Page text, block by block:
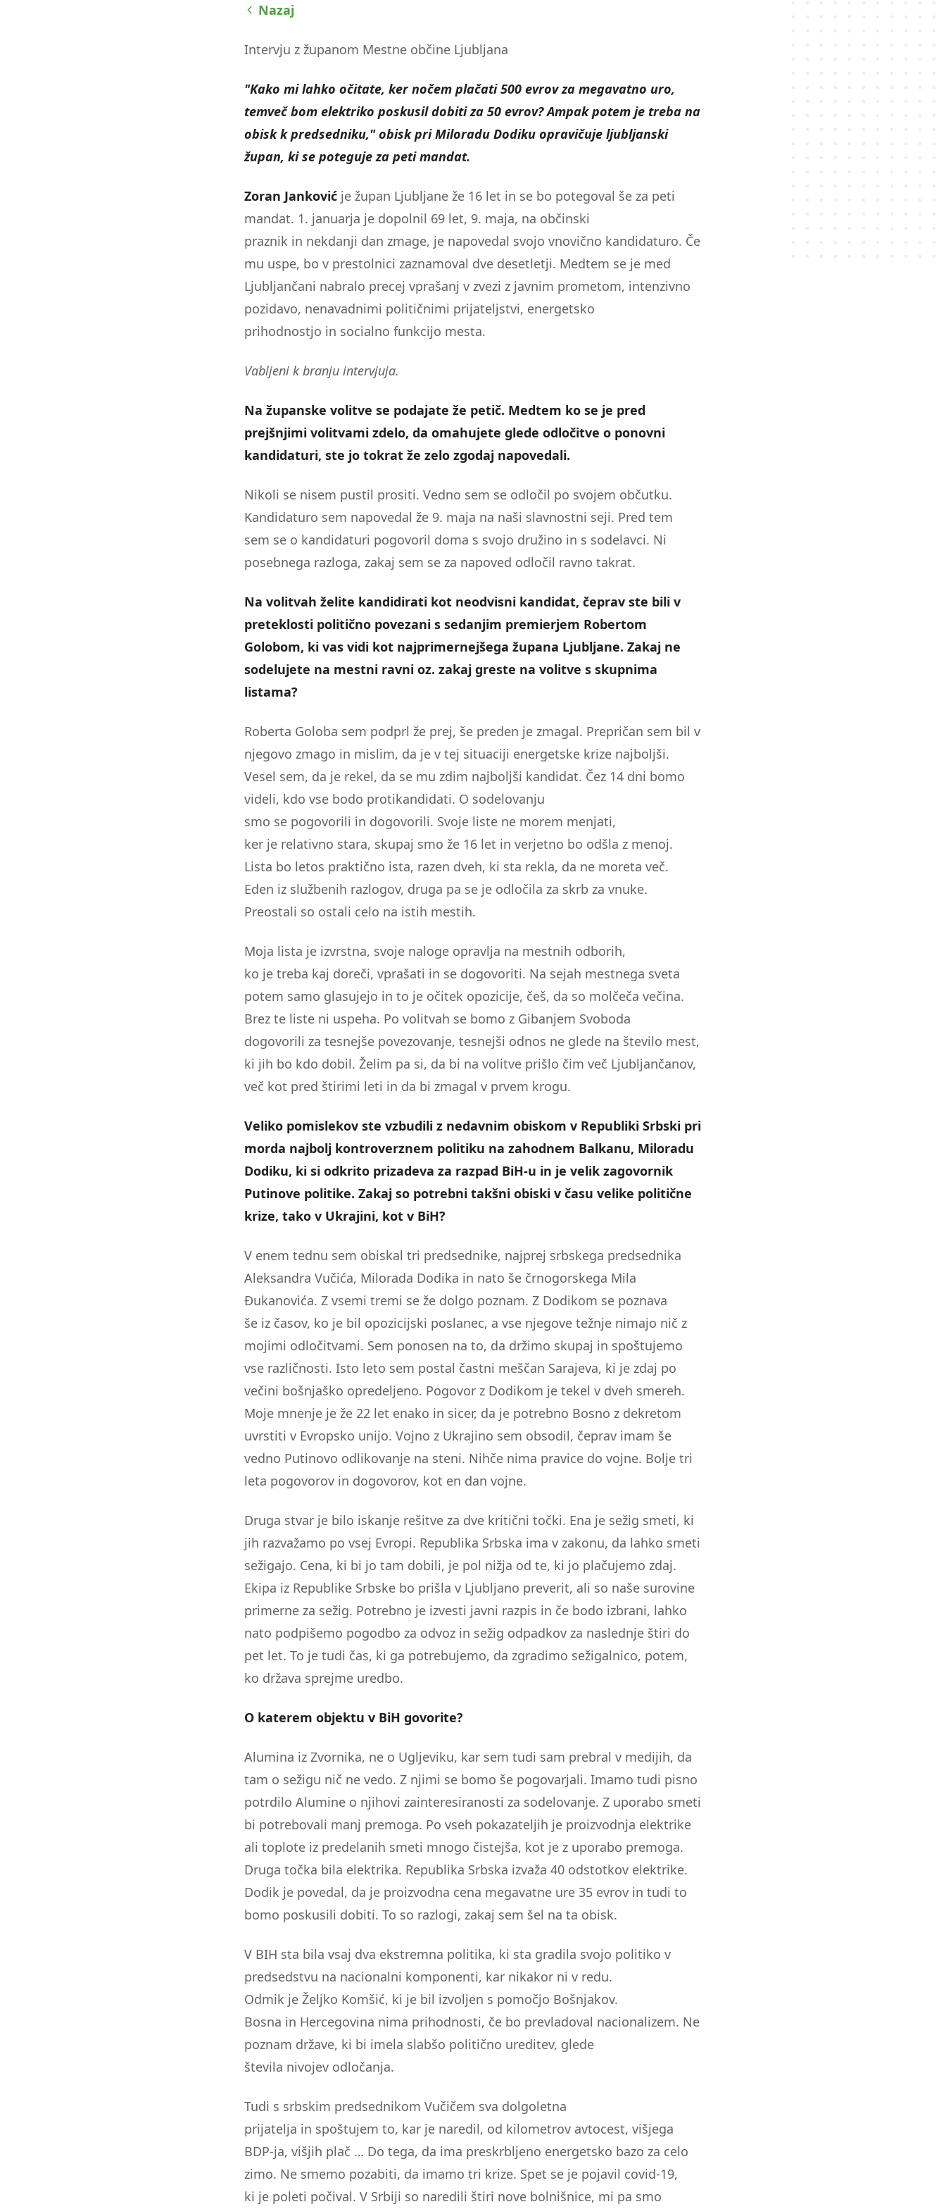
Nazaj
Intervju z županom Mestne občine Ljubljana
"Kako mi lahko očitate, ker nočem plačati 500 evrov za megavatno uro,
temveč bom elektriko poskusil dobiti za 50 evrov? Ampak potem je treba na
obisk k predsedniku," obisk pri Miloradu Dodiku opravičuje ljubljanski
župan, ki se poteguje za peti mandat.
Zoran Janković je župan Ljubljane že 16 let in se bo potegoval še za peti
mandat. 1. januarja je dopolnil 69 let, 9. maja, na občinski
praznik in nekdanji dan zmage, je napovedal svojo vnovično kandidaturo. Če
mu uspe, bo v prestolnici zaznamoval dve desetletji. Medtem se je med
Ljubljančani nabralo precej vprašanj v zvezi z javnim prometom, intenzivno
pozidavo, nenavadnimi političnimi prijateljstvi, energetsko
prihodnostjo in socialno funkcijo mesta.
Vabljeni k branju intervjuja.
Na županske volitve se podajate že petič. Medtem ko se je pred
prejšnjimi volitvami zdelo, da omahujete glede odločitve o ponovni
kandidaturi, ste jo tokrat že zelo zgodaj napovedali.
Nikoli se nisem pustil prositi. Vedno sem se odločil po svojem občutku.
Kandidaturo sem napovedal že 9. maja na naši slavnostni seji. Pred tem
sem se o kandidaturi pogovoril doma s svojo družino in s sodelavci. Ni
posebnega razloga, zakaj sem se za napoved odločil ravno takrat.
Na volitvah želite kandidirati kot neodvisni kandidat, čeprav ste bili v
preteklosti politično povezani s sedanjim premierjem Robertom
Golobom, ki vas vidi kot najprimernejšega župana Ljubljane. Zakaj ne
sodelujete na mestni ravni oz. zakaj greste na volitve s skupnima
listama?
Roberta Goloba sem podprl že prej, še preden je zmagal. Prepričan sem bil v
njegovo zmago in mislim, da je v tej situaciji energetske krize najboljši.
Vesel sem, da je rekel, da se mu zdim najboljši kandidat. Čez 14 dni bomo
videli, kdo vse bodo protikandidati. O sodelovanju
smo se pogovorili in dogovorili. Svoje liste ne morem menjati,
ker je relativno stara, skupaj smo že 16 let in verjetno bo odšla z menoj.
Lista bo letos praktično ista, razen dveh, ki sta rekla, da ne moreta več.
Eden iz službenih razlogov, druga pa se je odločila za skrb za vnuke.
Preostali so ostali celo na istih mestih.
Moja lista je izvrstna, svoje naloge opravlja na mestnih odborih,
ko je treba kaj doreči, vprašati in se dogovoriti. Na sejah mestnega sveta
potem samo glasujejo in to je očitek opozicije, češ, da so molčeča večina.
Brez te liste ni uspeha. Po volitvah se bomo z Gibanjem Svoboda
dogovorili za tesnejše povezovanje, tesnejši odnos ne glede na število mest,
ki jih bo kdo dobil. Želim pa si, da bi na volitve prišlo čim več Ljubljančanov,
več kot pred štirimi leti in da bi zmagal v prvem krogu.
Veliko pomislekov ste vzbudili z nedavnim obiskom v Republiki Srbski pri
morda najbolj kontroverznem politiku na zahodnem Balkanu, Miloradu
Dodiku, ki si odkrito prizadeva za razpad BiH-u in je velik zagovornik
Putinove politike. Zakaj so potrebni takšni obiski v času velike politične
krize, tako v Ukrajini, kot v BiH?
V enem tednu sem obiskal tri predsednike, najprej srbskega predsednika
Aleksandra Vučića, Milorada Dodika in nato še črnogorskega Mila
Đukanovića. Z vsemi tremi se že dolgo poznam. Z Dodikom se poznava
še iz časov, ko je bil opozicijski poslanec, a vse njegove težnje nimajo nič z
mojimi odločitvami. Sem ponosen na to, da držimo skupaj in spoštujemo
vse različnosti. Isto leto sem postal častni meščan Sarajeva, ki je zdaj po
večini bošnjaško opredeljeno. Pogovor z Dodikom je tekel v dveh smereh.
Moje mnenje je že 22 let enako in sicer, da je potrebno Bosno z dekretom
uvrstiti v Evropsko unijo. Vojno z Ukrajino sem obsodil, čeprav imam še
vedno Putinovo odlikovanje na steni. Nihče nima pravice do vojne. Bolje tri
leta pogovorov in dogovorov, kot en dan vojne.
Druga stvar je bilo iskanje rešitve za dve kritični točki. Ena je sežig smeti, ki
jih razvažamo po vsej Evropi. Republika Srbska ima v zakonu, da lahko smeti
sežigajo. Cena, ki bi jo tam dobili, je pol nižja od te, ki jo plačujemo zdaj.
Ekipa iz Republike Srbske bo prišla v Ljubljano preverit, ali so naše surovine
primerne za sežig. Potrebno je izvesti javni razpis in če bodo izbrani, lahko
nato podpišemo pogodbo za odvoz in sežig odpadkov za naslednje štiri do
pet let. To je tudi čas, ki ga potrebujemo, da zgradimo sežigalnico, potem,
ko država sprejme uredbo.
O katerem objektu v BiH govorite?
Alumina iz Zvornika, ne o Ugljeviku, kar sem tudi sam prebral v medijih, da
tam o sežigu nič ne vedo. Z njimi se bomo še pogovarjali. Imamo tudi pisno
potrdilo Alumine o njihovi zainteresiranosti za sodelovanje. Z uporabo smeti
bi potrebovali manj premoga. Po vseh pokazateljih je proizvodnja elektrike
ali toplote iz predelanih smeti mnogo čistejša, kot je z uporabo premoga.
Druga točka bila elektrika. Republika Srbska izvaža 40 odstotkov elektrike.
Dodik je povedal, da je proizvodna cena megavatne ure 35 evrov in tudi to
bomo poskusili dobiti. To so razlogi, zakaj sem šel na ta obisk.
V BIH sta bila vsaj dva ekstremna politika, ki sta gradila svojo politiko v
predsedstvu na nacionalni komponenti, kar nikakor ni v redu.
Odmik je Željko Komšić, ki je bil izvoljen s pomočjo Bošnjakov.
Bosna in Hercegovina nima prihodnosti, če bo prevladoval nacionalizem. Ne
poznam države, ki bi imela slabšo politično ureditev, glede
števila nivojev odločanja.
Tudi s srbskim predsednikom Vučičem sva dolgoletna
prijatelja in spoštujem to, kar je naredil, od kilometrov avtocest, višjega
BDP-ja, višjih plač … Do tega, da ima preskrbljeno energetsko bazo za celo
zimo. Ne smemo pozabiti, da imamo tri krize. Spet se je pojavil covid-19,
ki je poleti počival. V Srbiji so naredili štiri nove bolnišnice, mi pa smo